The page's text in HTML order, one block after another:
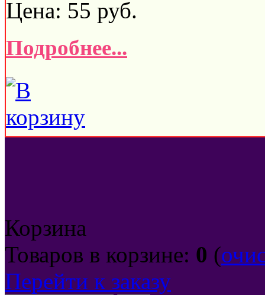
Цена: 55 руб.
Подробнее...
Корзина
Товаров в корзине: 0 (
Перейти к заказу